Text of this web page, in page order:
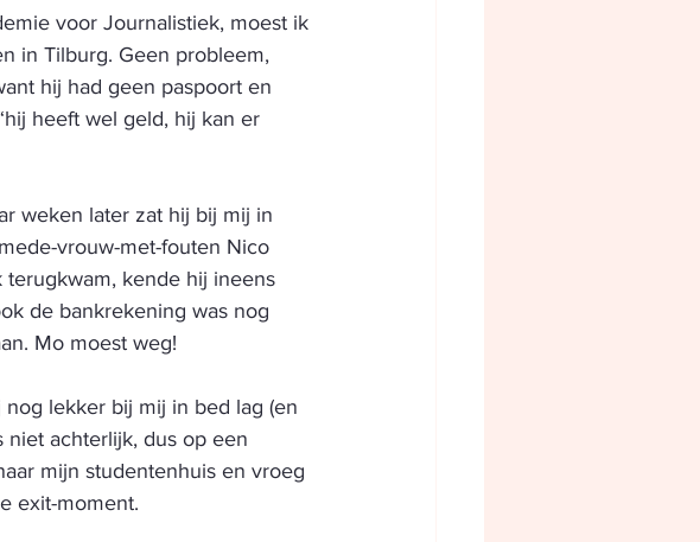
voor Journalistiek, moest ik
in Tilburg. Geen probleem,
hij had geen paspoort en
heeft wel geld, hij kan er
weken later zat hij bij mij in
vrouw-met-fouten Nico
kende hij ineens
de bankrekening was nog
Mo moest weg!
lekker bij mij in bed lag (en
niet achterlijk, dus op een
mijn studentenhuis en vroeg
exit-moment.